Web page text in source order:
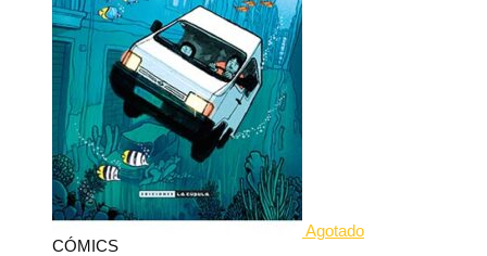
Agotado
CÓMICS